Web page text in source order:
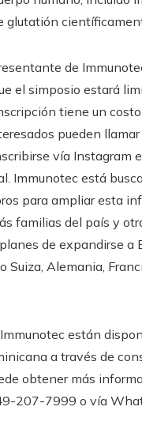
glutatión
de
el simposio estará
tiene un
​​pueden
vía Instagram
Immunotec está
para ampliar esta
familias del país y
de expandirse a
Suiza, Alemania,
están
a través de
obtener más
207-7999 o vía